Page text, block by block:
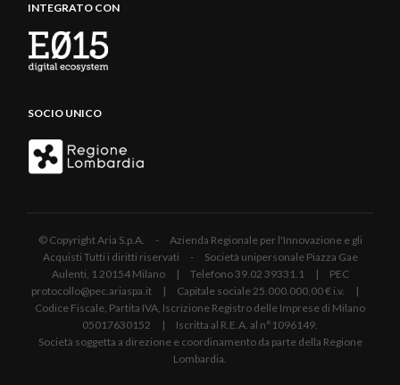
INTEGRATO CON
SOCIO UNICO
© Copyright Aria S.p.A. - Azienda Regionale per l'Innovazione e gli
Acquisti Tutti i diritti riservati - Società unipersonale Piazza Gae
Aulenti, 1 20154 Milano | Telefono 39.02 39331.1 | PEC
protocollo@pec.ariaspa.it | Capitale sociale 25.000.000,00 € i.v. |
Codice Fiscale, Partita IVA, Iscrizione Registro delle Imprese di Milano
05017630152 | Iscritta al R.E.A. al n°1096149.
Società soggetta a direzione e coordinamento da parte della Regione
Lombardia.